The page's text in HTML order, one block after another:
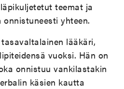
teemat ja
yhteen.
lääkäri,
vuoksi. Hän on
onnistuu vankilastakin
käsien kautta